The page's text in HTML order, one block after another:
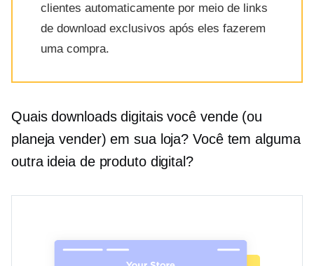
clientes automaticamente por meio de links
de download exclusivos após eles fazerem
uma compra.
Quais downloads digitais você vende (ou
planeja vender) em sua loja? Você tem alguma
outra ideia de produto digital?